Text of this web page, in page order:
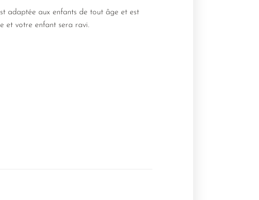
adaptée aux enfants de tout âge et est
et votre enfant sera ravi.